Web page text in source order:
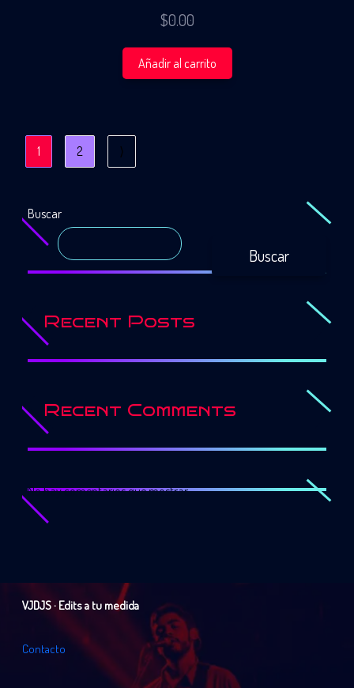
$0.00
Añadir al carrito
1 2 ⟩
Buscar
Buscar
Recent Posts
Recent Comments
No hay comentarios que mostrar.
VJDJS · Edits a tu medida
Contacto